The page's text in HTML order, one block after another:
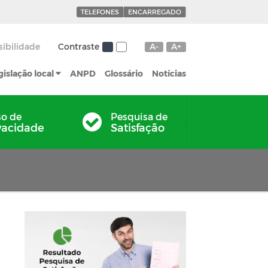
TELEFONES ENCARREGADO
A- A+
Contraste
local ANPD Glossário Notícias
de Pesquisa de
Satisfação